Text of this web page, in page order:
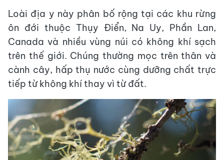
Loài địa y này phân bố rộng tại các khu rừng
ôn đới thuộc Thụy Điển, Na Uy, Phần Lan,
Canada và nhiều vùng núi có không khí sạch
trên thế giới. Chúng thường mọc trên thân và
cành cây, hấp thụ nước cùng dưỡng chất trực
tiếp từ không khí thay vì từ đất.